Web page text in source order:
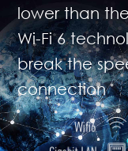
lower than
Wi-Fi 6
break the
connection